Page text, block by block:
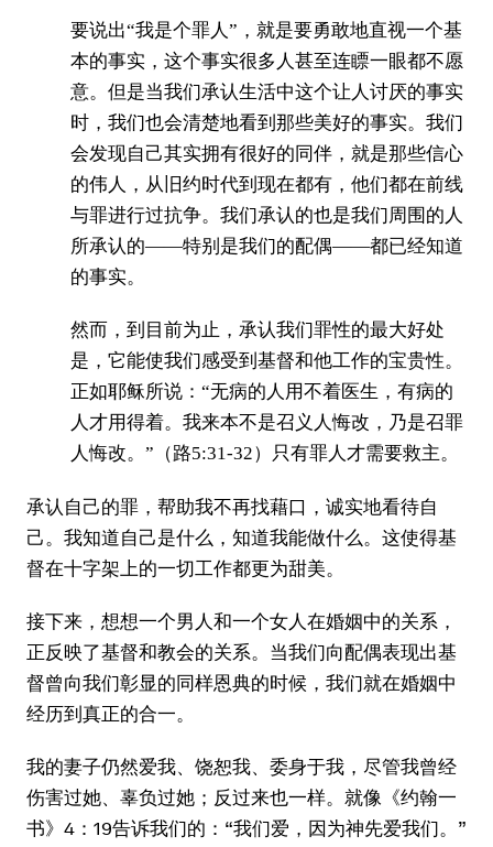
要说出“我是个罪人”，就是要勇敢地直视一个基
本的事实，这个事实很多人甚至连瞟一眼都不愿
意。但是当我们承认生活中这个让人讨厌的事实
时，我们也会清楚地看到那些美好的事实。我们
会发现自己其实拥有很好的同伴，就是那些信心
的伟人，从旧约时代到现在都有，他们都在前线
与罪进行过抗争。我们承认的也是我们周围的人
所承认的——特别是我们的配偶——都已经知道
的事实。
然而，到目前为止，承认我们罪性的最大好处
是，它能使我们感受到基督和他工作的宝贵性。
正如耶稣所说：“无病的人用不着医生，有病的
人才用得着。我来本不是召义人悔改，乃是召罪
人悔改。”（路5:31-32）只有罪人才需要救主。
承认自己的罪，帮助我不再找藉口，诚实地看待自
己。我知道自己是什么，知道我能做什么。这使得基
督在十字架上的一切工作都更为甜美。
接下来，想想一个男人和一个女人在婚姻中的关系，
正反映了基督和教会的关系。当我们向配偶表现出基
督曾向我们彰显的同样恩典的时候，我们就在婚姻中
经历到真正的合一。
我的妻子仍然爱我、饶恕我、委身于我，尽管我曾经
伤害过她、辜负过她；反过来也一样。就像《约翰一
书》4：19告诉我们的：“我们爱，因为神先爱我们。”